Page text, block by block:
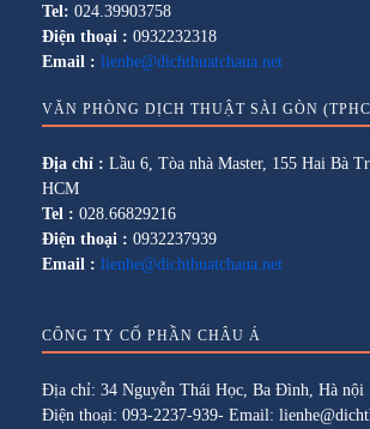
Tel: 024.39903758
Điện thoại : 0932232318
Email : lienhe@dichthuatchaua.net
VĂN PHÒNG DỊCH THUẬT SÀI GÒN
Địa chỉ : Lầu 6, Tòa nhà Master, 155 Hai Bà
HCM
Tel : 028.66829216
Điện thoại : 0932237939
Email : lienhe@dichthuatchaua.net
CÔNG TY CỔ PHẦN CHÂU Á
Địa chỉ: 34 Nguyễn Thái Học, Ba Đình, Hà nội
Điện thoại: 093-2237-939- Email: